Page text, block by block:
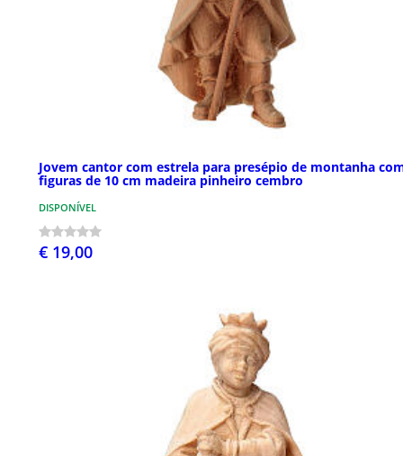
Jovem cantor com estrela para presépio de montanha
figuras de 10 cm madeira pinheiro cembro
DISPONÍVEL
€ 19,00